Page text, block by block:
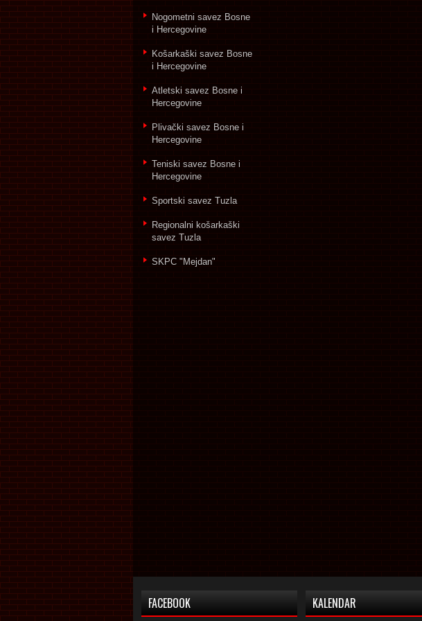
Nogometni savez Bosne
i Hercegovine
Košarkaški savez Bosne
i Hercegovine
Atletski savez Bosne i
Hercegovine
Plivački savez Bosne i
Hercegovine
Teniski savez Bosne i
Hercegovine
Sportski savez Tuzla
Regionalni košarkaški
savez Tuzla
SKPC "Mejdan"
FACEBOOK KALENDAR